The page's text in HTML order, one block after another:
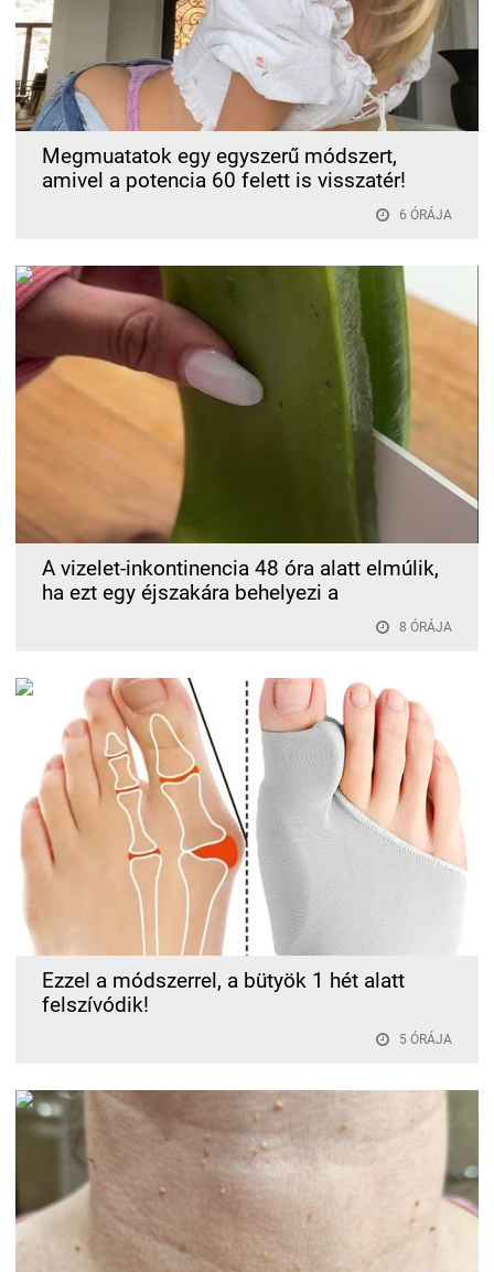
Megmuatatok egy egyszerű módszert,
amivel a potencia 60 felett is visszatér!
6 ÓRÁJA
A vizelet-inkontinencia 48 óra alatt elmúlik,
ha ezt egy éjszakára behelyezi a
8 ÓRÁJA
Ezzel a módszerrel, a bütyök 1 hét alatt
felszívódik!
5 ÓRÁJA